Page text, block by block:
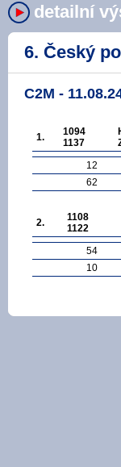
detailní
6. Český
C2M -
1.
1094
1137
12
62
2.
1108
1122
54
10